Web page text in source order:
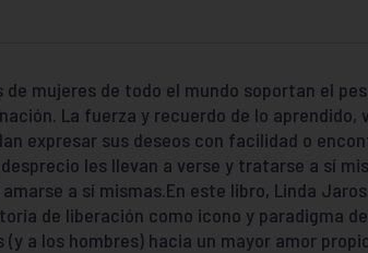
de mujeres de todo el mundo soportan el
La fuerza y recuerdo de lo aprendido,
expresar sus deseos con facilidad o
les llevan a verse y tratarse a sí
a sí mismas.En este libro, Linda
de liberación como icono y paradigma
(y a los hombres) hacia un mayor amor